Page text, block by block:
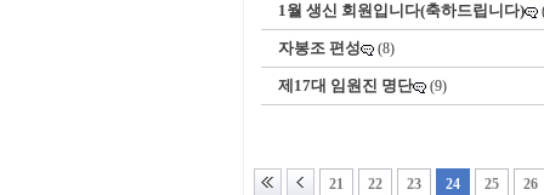
1월 생신 회원입니다(축하드립니다)
자봉조 편성 (8)
제17대 임원진 명단 (9)
21 22 23 24 25 26